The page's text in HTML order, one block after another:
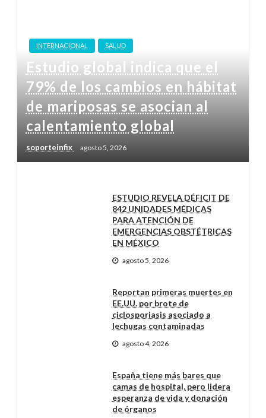
INTERNACIONAL SALUD
Estudio global indica que el
79% de los cambios en hábitat
de mariposas se asocian al
calentamiento global
soporteinfix agosto 5, 2026
ESTUDIO REVELA DÉFICIT DE
842 UNIDADES MÉDICAS
PARA ATENCIÓN DE
EMERGENCIAS OBSTÉTRICAS
EN MÉXICO
agosto 5, 2026
Reportan primeras muertes en
EE.UU. por brote de
ciclosporiasis asociado a
lechugas contaminadas
agosto 4, 2026
España tiene más bares que
camas de hospital, pero lidera
esperanza de vida y donación
de órganos